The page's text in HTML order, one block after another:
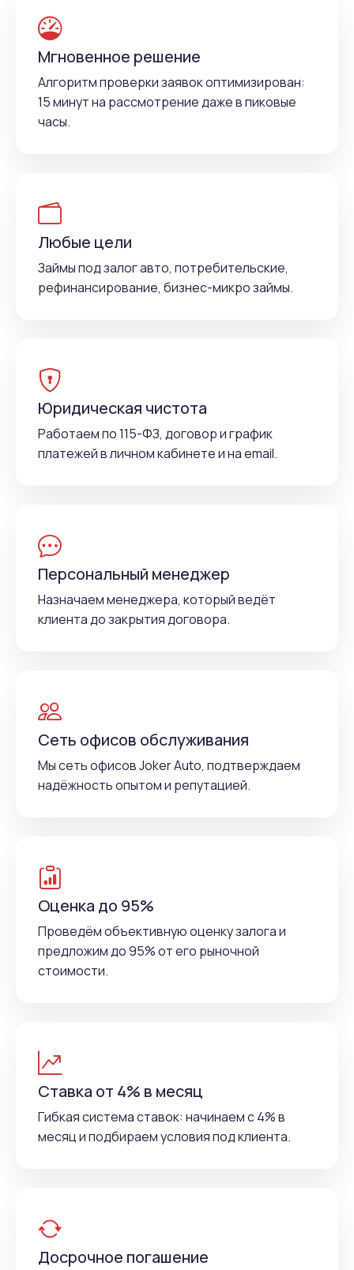
Мгновенное решение
Алгоритм проверки заявок оптимизирован:
15 минут на рассмотрение даже в пиковые
часы.
Любые цели
Займы под залог авто, потребительские,
рефинансирование, бизнес-микро займы.
Юридическая чистота
Работаем по 115-ФЗ, договор и график
платежей в личном кабинете и на email.
Персональный менеджер
Назначаем менеджера, который ведёт
клиента до закрытия договора.
Сеть офисов обслуживания
Мы сеть офисов Joker Auto, подтверждаем
надёжность опытом и репутацией.
Оценка до 95%
Проведём объективную оценку залога и
предложим до 95% от его рыночной
стоимости.
Ставка от 4% в месяц
Гибкая система ставок: начинаем с 4% в
месяц и подбираем условия под клиента.
Досрочное погашение